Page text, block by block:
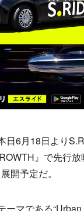
日6月18日より
』で先行
開予定だ。
マである